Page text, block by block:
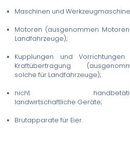
Maschinen und
Motoren (ausgenommen
Landfahrzeuge);
Kupplungen und Vorrichtungen
Kraftübertragung
solche für Landfahrzeuge);
nicht
landwirtschaftliche Geräte;
Brutapparate für Eier.